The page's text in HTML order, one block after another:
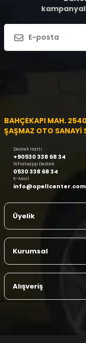
BAHÇEKAPI MAH.
ŞAŞMAZ OTO SANAYİ
Destek Hattı
+90530 338 68 34
Whatsapp Destek
0530 338 68 34
E-Mail
info@opellcenter.com
Üyelik
Kurumsal
Alışveriş